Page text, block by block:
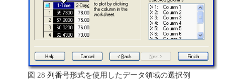
図 28 列番号形式を使用したデータ領域の選択例